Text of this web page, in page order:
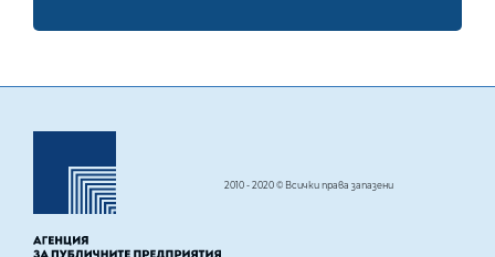
2010 - 2020 © Всички права запазени